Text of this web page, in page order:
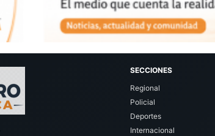
SECCIONES
Regional
Policial
Deportes
Internacional